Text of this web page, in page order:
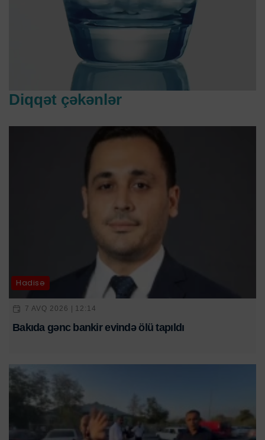
Diqqət çəkənlər
Hadisə
7 AVQ 2026 | 12:14
Bakıda gənc bankir evində ölü tapıldı